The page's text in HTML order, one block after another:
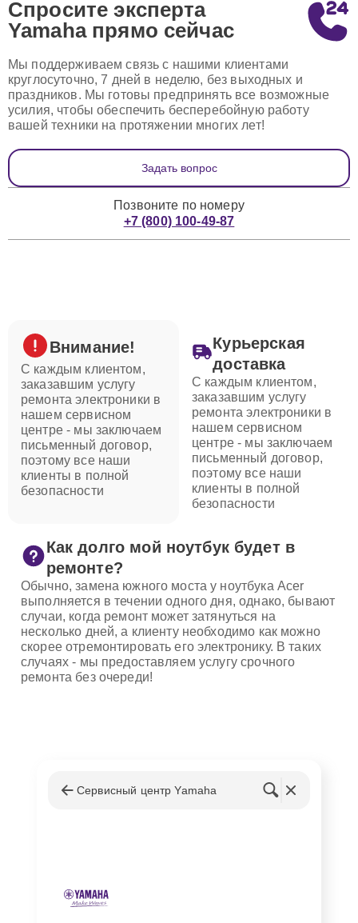
Спросите эксперта
Yamaha прямо сейчас
Мы поддерживаем связь с нашими клиентами
круглосуточно, 7 дней в неделю, без выходных и
праздников. Мы готовы предпринять все возможные
усилия, чтобы обеспечить бесперебойную работу
вашей техники на протяжении многих лет!
Задать вопрос
Позвоните по номеру
+7 (800) 100-49-87
Внимание!
С каждым клиентом,
заказавшим услугу
ремонта электроники в
нашем сервисном
центре - мы заключаем
письменный договор,
поэтому все наши
клиенты в полной
безопасности
Курьерская
доставка
С каждым клиентом,
заказавшим услугу
ремонта электроники в
нашем сервисном
центре - мы заключаем
письменный договор,
поэтому все наши
клиенты в полной
безопасности
Как долго мой ноутбук будет в
ремонте?
Обычно, замена южного моста у ноутбука Acer
выполняется в течении одного дня, однако, бывают
случаи, когда ремонт может затянуться на
несколько дней, а клиенту необходимо как можно
скорее отремонтировать его электронику. В таких
случаях - мы предоставляем услугу срочного
ремонта без очереди!
Сервисный центр Yamaha